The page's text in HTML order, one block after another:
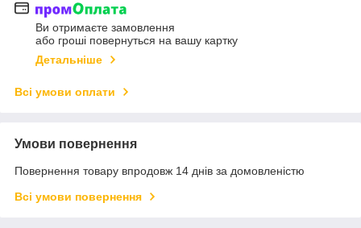
Ви отримаєте замовлення
або гроші повернуться на вашу картку
Детальніше
Всі умови оплати
Умови повернення
Повернення товару впродовж 14 днів за домовленістю
Всі умови повернення